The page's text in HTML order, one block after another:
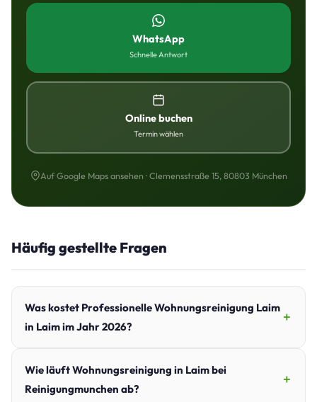
WhatsApp
Schnelle Antwort
Online buchen
Termin wählen
Auf Google Maps ansehen · Clemensstraße 15, 80803 München
Häufig gestellte Fragen
Was kostet Professionelle Wohnungsreinigung Laim
in Laim im Jahr 2026?
Wie läuft Wohnungsreinigung in Laim bei
Reinigungmunchen ab?